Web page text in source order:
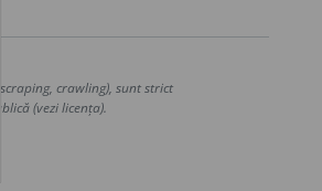
crawling), sunt strict
(vezi licența).